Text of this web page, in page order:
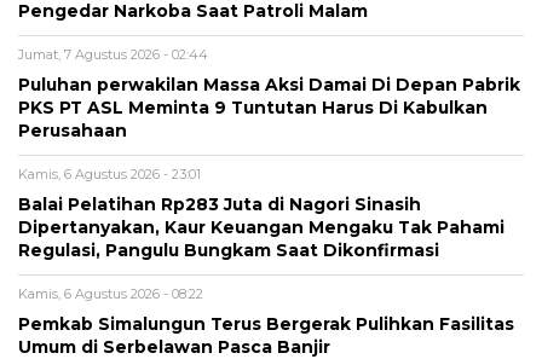
Pengedar Narkoba Saat Patroli Malam
Jumat, 7 Agustus 2026 - 02:44
Puluhan perwakilan Massa Aksi Damai Di Depan Pabrik
PKS PT ASL Meminta 9 Tuntutan Harus Di Kabulkan
Perusahaan
Kamis, 6 Agustus 2026 - 23:01
Balai Pelatihan Rp283 Juta di Nagori Sinasih
Dipertanyakan, Kaur Keuangan Mengaku Tak Pahami
Regulasi, Pangulu Bungkam Saat Dikonfirmasi
Kamis, 6 Agustus 2026 - 08:22
Pemkab Simalungun Terus Bergerak Pulihkan Fasilitas
Umum di Serbelawan Pasca Banjir